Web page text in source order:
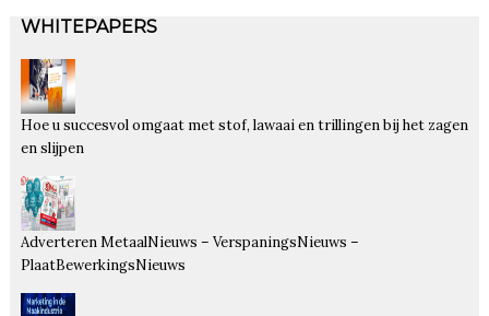
WHITEPAPERS
Hoe u succesvol omgaat met stof, lawaai en trillingen bij het zagen
en slijpen
Adverteren MetaalNieuws – VerspaningsNieuws –
PlaatBewerkingsNieuws